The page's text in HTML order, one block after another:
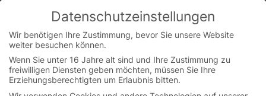
You are currently on the Austrian German website.
Switch to the English version.
Skip
content
Datenschutzeinstellungen
Wir benötigen Ihre Zustimmung, bevor Sie unsere Website
weiter besuchen können.
Wenn Sie unter 16 Jahre alt sind und Ihre Zustimmung zu
freiwilligen Diensten geben möchten, müssen Sie Ihre
Erziehungsberechtigten um Erlaubnis bitten.